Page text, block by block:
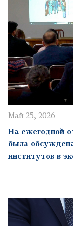
Май 25, 2026
На ежегодной
была
институтов в